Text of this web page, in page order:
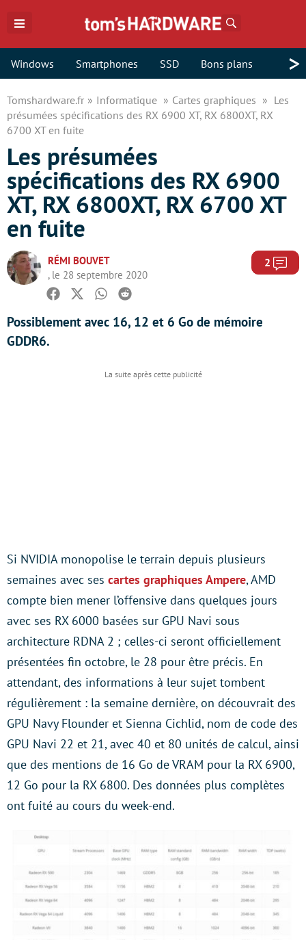
Windows Smartphones SSD Bons plans >
Tomshardware.fr Informatique Cartes graphiques
Les
présumées spécifications des RX 6900 XT, RX 6800XT, RX
6700 XT en fuite
Les présumées
spécifications des RX 6900
XT, RX 6800XT, RX 6700 XT
en fuite
RÉMI BOUVET
, le 28 septembre 2020
2
Facebook
TwitterWhatsapp
Reddit
Possiblement avec 16, 12 et 6 Go de mémoire
GDDR6.
Si NVIDIA monopolise le terrain depuis plusieurs
semaines avec ses cartes graphiques Ampere, AMD
compte bien mener l’offensive dans quelques jours
avec ses RX 6000 basées sur GPU Navi sous
architecture RDNA 2 ; celles-ci seront officiellement
présentées fin octobre, le 28 pour être précis. En
attendant, des informations à leur sujet tombent
régulièrement : la semaine dernière, on découvrait des
GPU Navy Flounder et Sienna Cichlid, nom de code des
GPU Navi 22 et 21, avec 40 et 80 unités de calcul, ainsi
que des mentions de 16 Go de VRAM pour la RX 6900,
12 Go pour la RX 6800. Des données plus complètes
ont fuité au cours du week-end.